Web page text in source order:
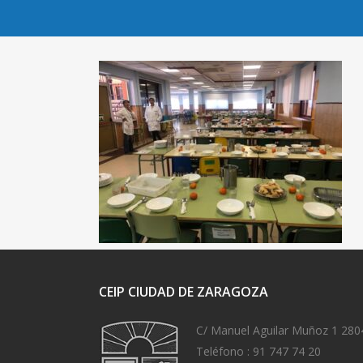
CEIP CIUDAD DE ZARAGOZA
C/ Manuel Aguilar Muñoz 1
Teléfono : 91 747 74 20